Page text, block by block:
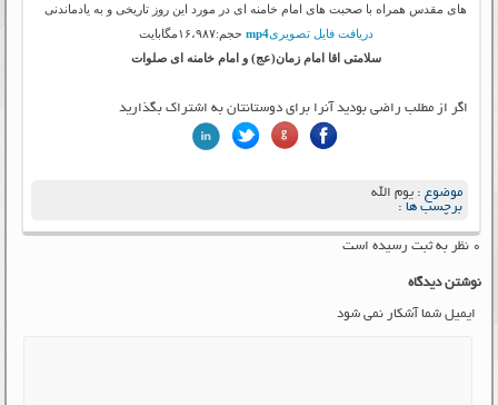
های مقدس همراه با صحبت های امام خامنه ای در مورد این روز تاریخی و به یادماندنی
دریافت فایل تصویریmp4 حجم:۱۶،۹۸۷مگابایت
سلامتی اقا امام زمان(عج) و امام خامنه ای صلوات
اگر از مطلب راضی بودید آنرا برای دوستانتان به اشتراک بگذارید
موضوع :یوم الله
برچسب ها :
۰ نظر به ثبت رسیده است
نوشتن دیدگاه
ایمیل شما آشکار نمی شود